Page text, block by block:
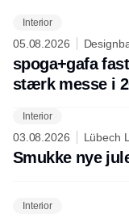
Interior
05.08.2026
spoga+gafa
stærk messe i
Interior
03.08.2026 Lübech
Smukke nye
Interior